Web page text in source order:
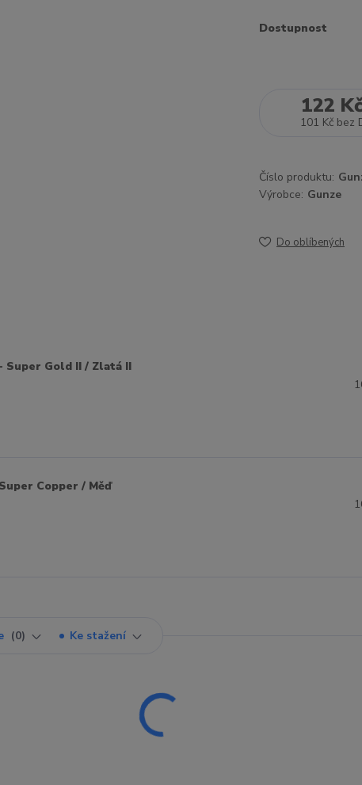
Dostupnost
122
101 Kč bez
Číslo produktu:
Výrobce: Gunze
Do oblíbených
Super Gold II / Zlatá II
Copper / Měď
0 Ke stažení